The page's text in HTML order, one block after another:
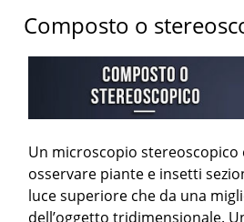
Composto o
Un microscopio stereoscopico
osservare piante e insetti
luce superiore che da una
dell’oggetto tridimensionale.